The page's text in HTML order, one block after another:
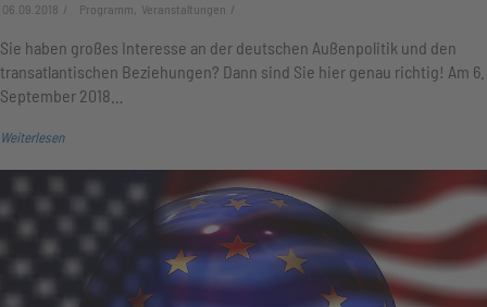
06.09.2018 Programm, Veranstaltungen
Sie haben großes Interesse an der deutschen Außenpolitik und den
transatlantischen Beziehungen? Dann sind Sie hier genau richtig! Am 6.
September 2018…
Weiterlesen